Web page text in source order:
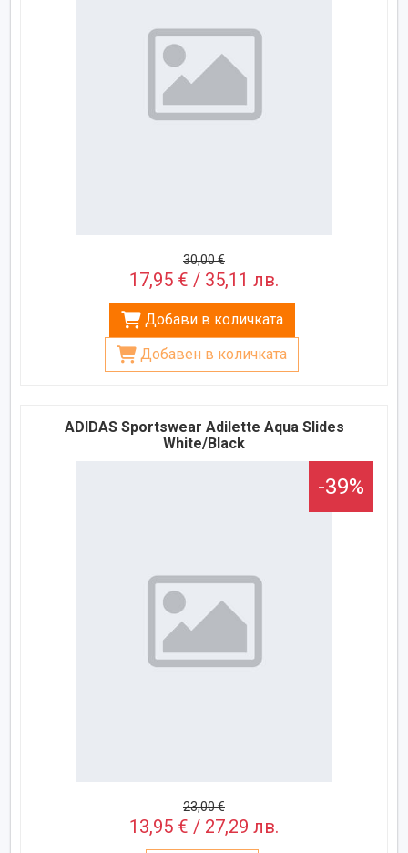
30,00 €
17,95 € / 35,11 лв.
Добави в количката
Добавен в количката
ADIDAS Sportswear Adilette Aqua Slides
White/Black
-39%
23,00 €
13,95 € / 27,29 лв.